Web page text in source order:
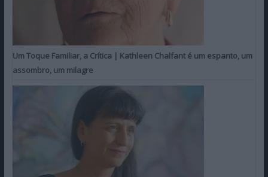
Um Toque Familiar, a Crítica | Kathleen Chalfant é um espanto, um
assombro, um milagre